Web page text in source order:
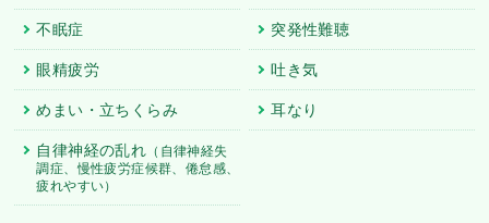
不眠症 突発性難聴
眼精疲労 吐き気
めまい・立ちくらみ 耳なり
自律神経の乱れ （自律神経失
調症、慢性疲労症候群、倦怠感、
疲れやすい）